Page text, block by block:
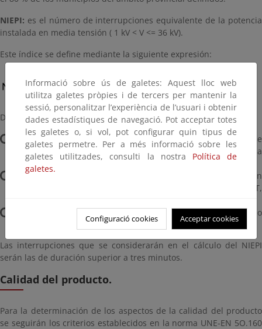
NIEPI: es el número de interrupciones equivalente de la potencia
instalada en media tensión ( 1 kV < V <= 36 kV).
Este índice se define mediante la siguiente expresión:
Donde:
Σ PI= suma de la potencia instalada de los centros de
transformación MT/BT del distribuidor más la potencia
contratada en MT (en kVA).
PI i = potencia instalada de los centros de transformación
MTlBT del distribuidor más la potencia contratada en MT,
K = número total de interrupciones durante el período
Las interrupciones que se considerarán en el cálculo del NIEPI
serán las de duración superior a tres minutos.
Calidad del producto.
Para la determinación de los aspectos de la calidad del producto
se seguirán los criterios establecidos en la norma UNE-EN 5O.160
Informació sobre ús de galetes: Aquest lloc web
utilitza galetes pròpies i de tercers per mantenir la
sessió, personalitzar l’experiència de l’usuari i obtenir
dades estadístiques de navegació. Pot acceptar totes
les galetes o, si vol, pot configurar quin tipus de
galetes permetre. Per a més informació sobre les
galetes utilitzades, consulti la nostra Política de
galetes.
Configuració cookies Acceptar cookies